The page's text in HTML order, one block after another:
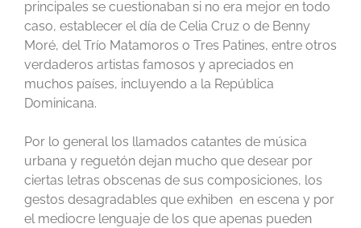
principales se cuestionaban si no era mejor en todo
caso, establecer el día de Celia Cruz o de Benny
Moré, del Trío Matamoros o Tres Patines, entre otros
verdaderos artistas famosos y apreciados en
muchos países, incluyendo a la República
Dominicana.
Por lo general los llamados catantes de música
urbana y reguetón dejan mucho que desear por
ciertas letras obscenas de sus composiciones, los
gestos desagradables que exhiben en escena y por
el mediocre lenguaje de los que apenas pueden